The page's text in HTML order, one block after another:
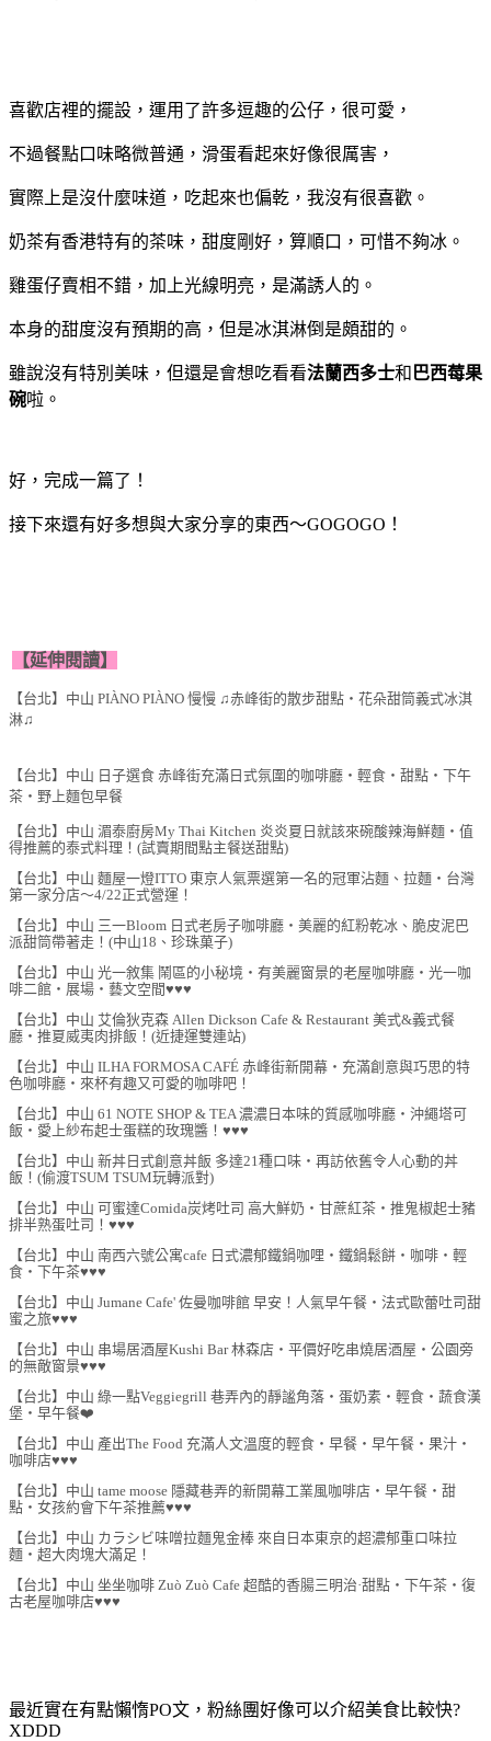
喜歡店裡的擺設，運用了許多逗趣的公仔，很可愛，
不過餐點口味略微普通，滑蛋看起來好像很厲害，
實際上是沒什麼味道，吃起來也偏乾，我沒有很喜歡。
奶茶有香港特有的茶味，甜度剛好，算順口，可惜不夠冰。
雞蛋仔賣相不錯，加上光線明亮，是滿誘人的。
本身的甜度沒有預期的高，但是冰淇淋倒是頗甜的。
雖說沒有特別美味，但還是會想吃看看法蘭西多士和 巴西莓果
碗啦。
好，完成一篇了！
接下來還有好多想與大家分享的東西～GOGOGO！
【延伸閱讀】
【台北】中山 PIÀNO PIÀNO 慢慢 ♫赤峰街的散步甜點‧花朵甜筒義式冰淇
淋♫
【台北】中山 日子選食 赤峰街充滿日式氛圍的咖啡廳‧輕食‧甜點‧下午
茶‧野上麵包早餐
【台北】中山 湄泰廚房My Thai Kitchen 炎炎夏日就該來碗酸辣海鮮麵‧值
得推薦的泰式料理！(試賣期間點主餐送甜點)
【台北】中山 麵屋一燈ITTO 東京人氣票選第一名的冠軍沾麵、拉麵‧台灣
第一家分店～4/22正式營運！
【台北】中山 三一Bloom 日式老房子咖啡廳‧美麗的紅粉乾冰、脆皮泥巴
派甜筒帶著走！(中山18、珍珠菓子)
【台北】中山 光一敘集 鬧區的小秘境‧有美麗窗景的老屋咖啡廳‧光一咖
啡二館‧展場‧藝文空間♥♥♥
【台北】中山 艾倫狄克森 Allen Dickson Cafe & Restaurant 美式&義式餐
廳‧推夏威夷肉排飯！(近捷運雙連站)
【台北】中山 ILHA FORMOSA CAFÉ 赤峰街新開幕‧充滿創意與巧思的特
色咖啡廳‧來杯有趣又可愛的咖啡吧！
【台北】中山 61 NOTE SHOP & TEA 濃濃日本味的質感咖啡廳‧沖繩塔可
飯‧愛上紗布起士蛋糕的玫瑰醬！♥♥♥
【台北】中山 新丼日式創意丼飯 多達21種口味‧再訪依舊令人心動的丼
飯！(偷渡TSUM TSUM玩轉派對)
【台北】中山 可蜜達Comida炭烤吐司 高大鮮奶‧甘蔗紅茶‧推鬼椒起士豬
排半熟蛋吐司！♥♥♥
【台北】中山 南西六號公寓cafe 日式濃郁鐵鍋咖哩‧鐵鍋鬆餅‧咖啡‧輕
食‧下午茶♥♥♥
【台北】中山 Jumane Cafe' 佐曼咖啡館 早安！人氣早午餐‧法式歐蕾吐司甜
蜜之旅♥♥♥
【台北】中山 串場居酒屋Kushi Bar 林森店‧平價好吃串燒居酒屋‧公園旁
的無敵窗景♥♥♥
【台北】中山 綠一點Veggiegrill 巷弄內的靜謐角落‧蛋奶素‧輕食‧蔬食漢
堡‧早午餐❤️
【台北】中山 產出The Food 充滿人文溫度的輕食‧早餐‧早午餐‧果汁‧
咖啡店♥♥♥
【台北】中山 tame moose 隱藏巷弄的新開幕工業風咖啡店‧早午餐‧甜
點‧女孩約會下午茶推薦♥♥♥
【台北】中山 カラシビ味噌拉麵鬼金棒 來自日本東京的超濃郁重口味拉
麵‧超大肉塊大滿足！
【台北】中山 坐坐咖啡 Zuò Zuò Cafe 超酷的香腸三明治·甜點‧下午茶‧復
古老屋咖啡店♥♥♥
最近實在有點懶惰PO文，粉絲團好像可以介紹美食比較快?
XDDD